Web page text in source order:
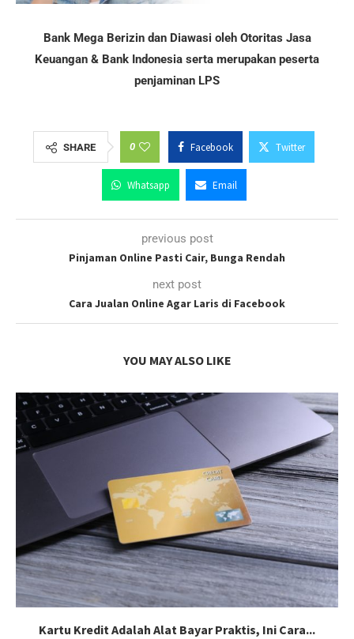
Bank Mega Berizin dan Diawasi oleh Otoritas Jasa
Keuangan & Bank Indonesia serta merupakan peserta
penjaminan LPS
SHARE 0 Facebook Twitter
Whatsapp Email
previous post
Pinjaman Online Pasti Cair, Bunga Rendah
next post
Cara Jualan Online Agar Laris di Facebook
YOU MAY ALSO LIKE
Kartu Kredit Adalah Alat Bayar Praktis, Ini Cara...